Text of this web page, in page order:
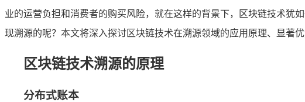
业的运营负担和消费者的购买风险，就在这样的背景下，区块链技术犹
现溯源的呢？本文将深入探讨区块链技术在溯源领域的应用原理、显著优
区块链技术溯源的原理
分布式账本